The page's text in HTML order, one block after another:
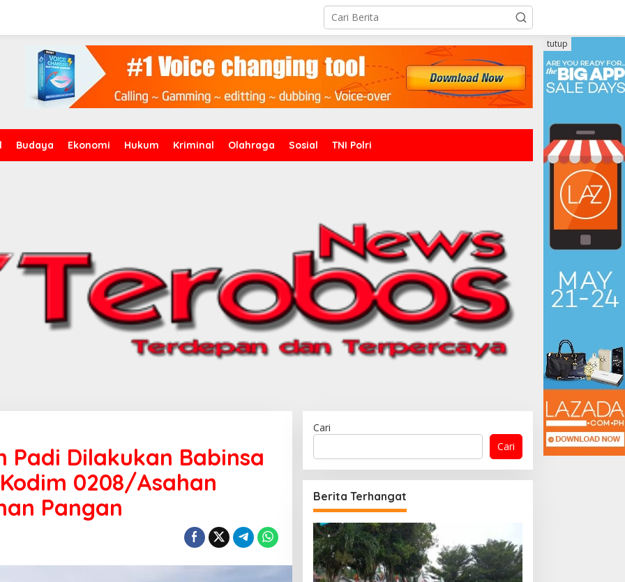
Budaya Ekonomi Hukum Kriminal Olahraga Sosial TNI Polri
tutup
Padi Dilakukan Babinsa
0208/Asahan
Pangan
Cari
Cari
Berita Terhangat